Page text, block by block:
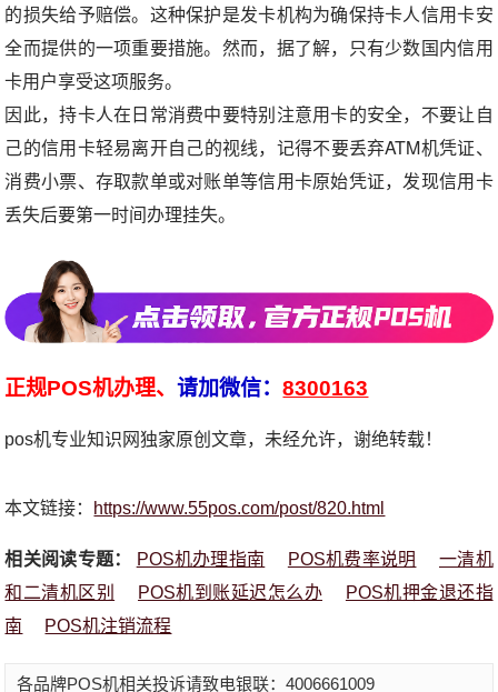
的损失给予赔偿。这种保护是发卡机构为确保持卡人信用卡安
全而提供的一项重要措施。然而，据了解，只有少数国内信用
卡用户享受这项服务。
因此，持卡人在日常消费中要特别注意用卡的安全，不要让自
己的信用卡轻易离开自己的视线，记得不要丢弃ATM机凭证、
消费小票、存取款单或对账单等信用卡原始凭证，发现信用卡
丢失后要第一时间办理挂失。
正规POS机办理、请加微信：8300163
pos机专业知识网独家原创文章，未经允许，谢绝转载！
本文链接： https://www.55pos.com/post/820.html
相关阅读专题： POS机办理指南 POS机费率说明
一清机
和二清机区别
POS机到账延迟怎么办
POS机押金退还指
南
POS机注销流程
各品牌POS机相关投诉请致电银联：4006661009